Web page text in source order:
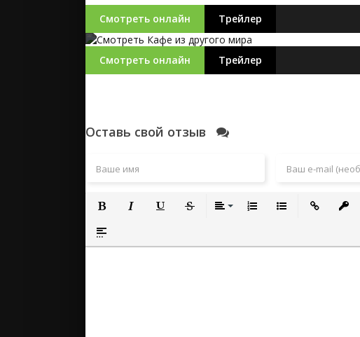
Смотреть онлайн Трейлер
Смотреть онлайн Трейлер
Оставь свой отзыв
Полужирный
Вставка спойлера